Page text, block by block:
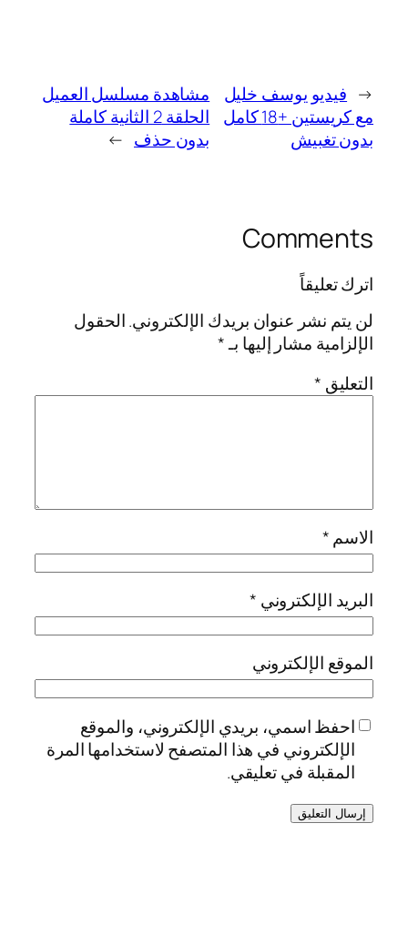
← فيديو يوسف خليل
مع كريستين +18 كامل
بدون تغبيش
مشاهدة مسلسل العميل
الحلقة 2 الثانية كاملة
بدون حذف →
Comments
اترك تعليقاً
لن يتم نشر عنوان بريدك الإلكتروني.الحقول
الإلزامية مشار إليها بـ*
التعليق *
الاسم*
البريد الإلكتروني *
الموقع الإلكتروني
احفظ اسمي، بريدي الإلكتروني، والموقع
الإلكتروني في هذا المتصفح لاستخدامها المرة
المقبلة في تعليقي.